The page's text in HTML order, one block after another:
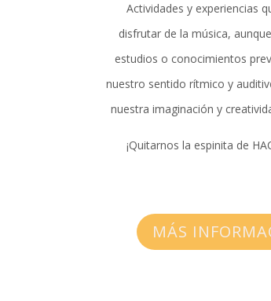
Actividades y experiencias
disfrutar de la música,
estudios o conocimientos
nuestro sentido rítmico y
nuestra imaginación y
¡Quitarnos la espinita de
MÁS